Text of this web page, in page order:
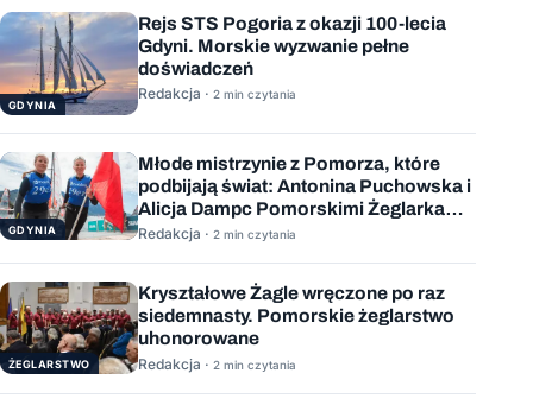
GDYNIA
Rejs STS Pogoria z okazji 100-lecia
Gdyni. Morskie wyzwanie pełne
doświadczeń
Redakcja · 2 min czytania
GDYNIA
Młode mistrzynie z Pomorza, które
podbijają świat: Antonina Puchowska i
Alicja Dampc Pomorskimi Żeglarkami
Roku 2025
Redakcja · 2 min czytania
ŻEGLARSTWO
Kryształowe Żagle wręczone po raz
siedemnasty. Pomorskie żeglarstwo
uhonorowane
Redakcja · 2 min czytania